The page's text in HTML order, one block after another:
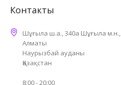
Контакты
Шұғыла ш.а., 340а Шұғыла м.н.,
Алматы
Наурызбай ауданы
Қазақстан
8:00 - 20:00